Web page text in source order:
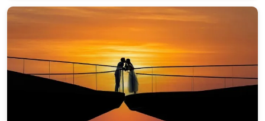
đình đám và giới tinh hoa tích cực lăng xê chính
là: Mua nhẫn cầu hôn và thực hiện màn cầu hôn
ngay trước thềm Tết Nguyên Đán để chuẩn bị
cho một đám cưới hoành tráng ngay sau Tết.